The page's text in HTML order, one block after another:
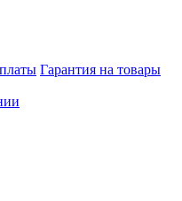
Гарантия на товары